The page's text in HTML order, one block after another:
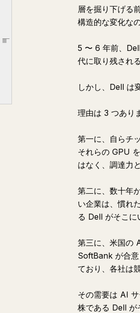
Article outline
2. ちょっと待って、もう一度 Dell を見る必要がある
3. TSS Inc. (TSSI) — 1 つ下の層
層を掘り下げる
構造的な変化な
5 〜 6 年前、
代に取り残され
しかし、Dell は
理由は 3 つあり
第一に、自らチ
それらの GPU
はなく、調達力
第二に、数十年
い企業は、慣れ
る Dell がそこに
第三に、米国の
SoftBank が合
ており、各社は
その需要は AI
株である Dell が